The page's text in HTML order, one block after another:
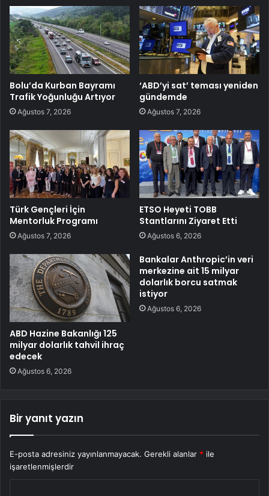
Bolu’da Kurban Bayramı
Trafik Yoğunluğu Artıyor
Ağustos 7, 2026
‘ABD’yi sat’ teması yeniden
gündemde
Ağustos 7, 2026
Türk Gençleri İçin
Mentorluk Programı
Ağustos 7, 2026
ETSO Heyeti TOBB
Stantlarını Ziyaret Etti
Ağustos 6, 2026
ABD Hazine Bakanlığı 125
milyar dolarlık tahvil ihraç
edecek
Ağustos 6, 2026
Bankalar Anthropic’in veri
merkezine ait 15 milyar
dolarlık borcu satmak
istiyor
Ağustos 6, 2026
Bir yanıt yazın
E-posta adresiniz yayınlanmayacak. Gerekli alanlar * ile
işaretlenmişlerdir